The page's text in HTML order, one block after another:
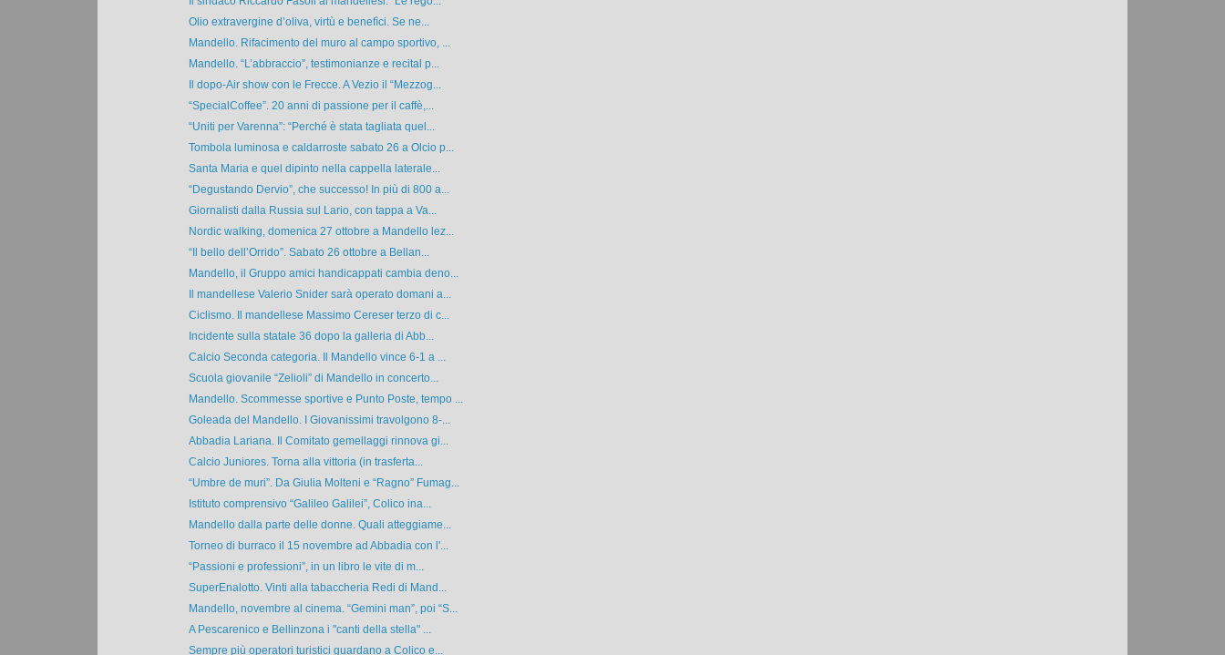
Olio extravergine d’oliva, virtù e benefìci. Se ne...
Mandello. Rifacimento del muro al campo sportivo, ...
Mandello. “L’abbraccio”, testimonianze e recital p...
Il dopo-Air show con le Frecce. A Vezio il “Mezzog...
“SpecialCoffee”. 20 anni di passione per il caffè,...
“Uniti per Varenna”: “Perché è stata tagliata quel...
Tombola luminosa e caldarroste sabato 26 a Olcio p...
Santa Maria e quel dipinto nella cappella laterale...
“Degustando Dervio”, che successo! In più di 800 a...
Giornalisti dalla Russia sul Lario, con tappa a Va...
Nordic walking, domenica 27 ottobre a Mandello lez...
“Il bello dell’Orrido”. Sabato 26 ottobre a Bellan...
Mandello, il Gruppo amici handicappati cambia deno...
Il mandellese Valerio Snider sarà operato domani a...
Ciclismo. Il mandellese Massimo Cereser terzo di c...
Incidente sulla statale 36 dopo la galleria di Abb...
Calcio Seconda categoria. Il Mandello vince 6-1 a ...
Scuola giovanile “Zelioli” di Mandello in concerto...
Mandello. Scommesse sportive e Punto Poste, tempo ...
Goleada del Mandello. I Giovanissimi travolgono 8-...
Abbadia Lariana. Il Comitato gemellaggi rinnova gi...
Calcio Juniores. Torna alla vittoria (in trasferta...
“Umbre de muri”. Da Giulia Molteni e “Ragno” Fumag...
Istituto comprensivo “Galileo Galilei”, Colico ina...
Mandello dalla parte delle donne. Quali atteggiame...
Torneo di burraco il 15 novembre ad Abbadia con l'...
“Passioni e professioni”, in un libro le vite di m...
SuperEnalotto. Vinti alla tabaccheria Redi di Mand...
Mandello, novembre al cinema. “Gemini man”, poi “S...
A Pescarenico e Bellinzona i "canti della stella" ...
Sempre più operatori turistici guardano a Colico e...